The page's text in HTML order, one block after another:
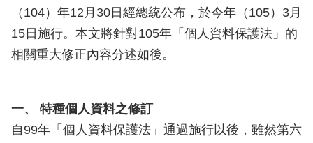
（104）年12月30日經總統公布，於今年（105）3月
15日施行。本文將針對105年「個人資料保護法」的
相關重大修正內容分述如後。
一、 特種個人資料之修訂
自99年「個人資料保護法」通過施行以後，雖然第六